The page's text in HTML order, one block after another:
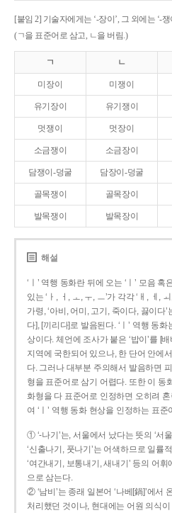
[붙임 2] 기술자에게는 ‘-장이’, 그 외에는 ‘-
(ㄱ을 표준어로 삼고, ㄴ을 버림.)
ㄱ ㄴ
미장이 미쟁이
유기장이 유기쟁이
멋쟁이 멋장이
소금쟁이 소금장이
담쟁이-덩굴 담장이-덩굴
골목쟁이 골목장이
발목쟁이 발목장이
해설
‘ㅣ’ 역행 동화란 뒤에 오는 ‘ㅣ’ 모음 혹
있는 ‘ㅏ, ㅓ, ㅗ, ㅜ, ㅡ’가 각각 ‘ㅐ, ㅔ,
가령, ‘아비, 어미, 고기, 죽이다, 끓이다’
다], [끼리다]로 발음된다. ‘ㅣ’ 역행 동
상이다. 체언에 조사가 붙은 ‘밥이’를 [
지역에 국한되어 있으나, 한 단어 안에
다. 그러나 대부분 주의해서 발음하면
형을 표준어로 삼기 어렵다. 또한 이 동
화형을 다 표준어로 인정하면 오히려
여 ‘ㅣ’ 역행 동화 현상을 인정하는 표
① ‘-나기’는, 서울에서 났다는 뜻의 ‘서
‘신출나기, 풋나기’는 어색하므로 일률
‘여간내기, 보통내기, 새내기’ 등의 어
으로 삼는다.
② ‘남비’는 종래 일본어 ‘나베[鍋]’에서
처리했던 것이나, 현대에는 어원 의식